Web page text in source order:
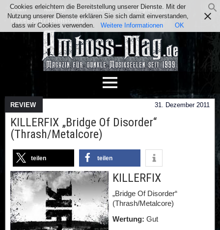
Team Kontakt Facebook
Instagram
Impressum / Datenschutz
REVIEW 31. Dezember 2011
KILLERFIX „Bridge Of Disorder“
(Thrash/Metalcore)
teilen teilen
KILLERFIX
„Bridge Of Disorder“
(Thrash/Metalcore)
Wertung: Gut
Cookies erleichtern die Bereitstellung unserer Dienste. Mit der
Nutzung unserer Dienste erklären Sie sich damit einverstanden,
dass wir Cookies verwenden.
Weitere Informationen OK